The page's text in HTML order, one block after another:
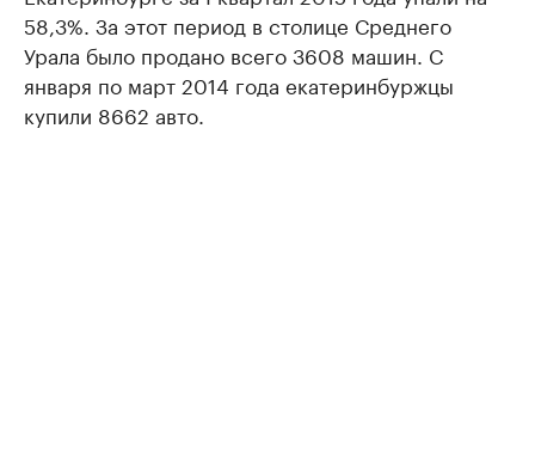
58,3%. За этот период в столице Среднего
Урала было продано всего 3608 машин. С
января по март 2014 года екатеринбуржцы
купили 8662 авто.